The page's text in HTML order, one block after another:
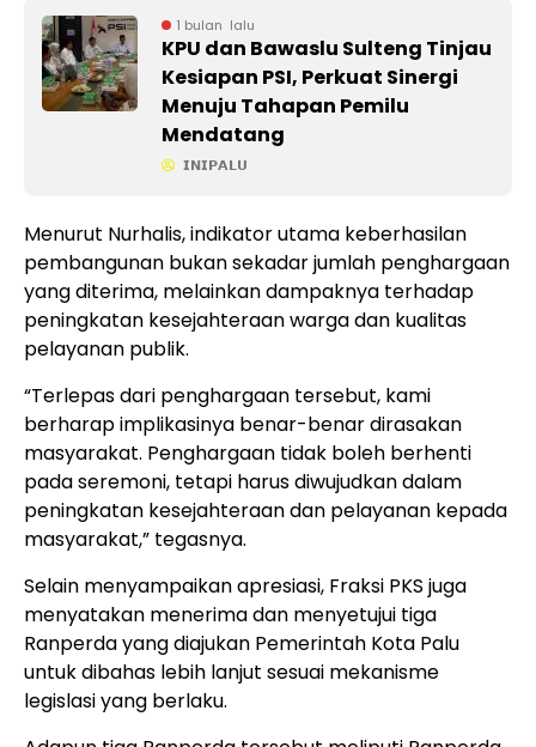
1 bulan lalu
KPU dan Bawaslu Sulteng Tinjau
Kesiapan PSI, Perkuat Sinergi
Menuju Tahapan Pemilu
Mendatang
𝗜𝗡𝗜𝗣𝗔𝗟𝗨
Menurut Nurhalis, indikator utama keberhasilan
pembangunan bukan sekadar jumlah penghargaan
yang diterima, melainkan dampaknya terhadap
peningkatan kesejahteraan warga dan kualitas
pelayanan publik.
“Terlepas dari penghargaan tersebut, kami
berharap implikasinya benar-benar dirasakan
masyarakat. Penghargaan tidak boleh berhenti
pada seremoni, tetapi harus diwujudkan dalam
peningkatan kesejahteraan dan pelayanan kepada
masyarakat,” tegasnya.
Selain menyampaikan apresiasi, Fraksi PKS juga
menyatakan menerima dan menyetujui tiga
Ranperda yang diajukan Pemerintah Kota Palu
untuk dibahas lebih lanjut sesuai mekanisme
legislasi yang berlaku.